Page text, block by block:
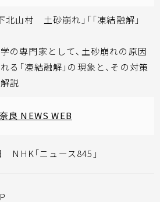
山村 土砂崩れ」「「凍結融解」
の専門家として、土砂崩れの原因
る「凍結融解」の現象と、その対策
説
良 NEWS WEB
NHK「ニュース845」